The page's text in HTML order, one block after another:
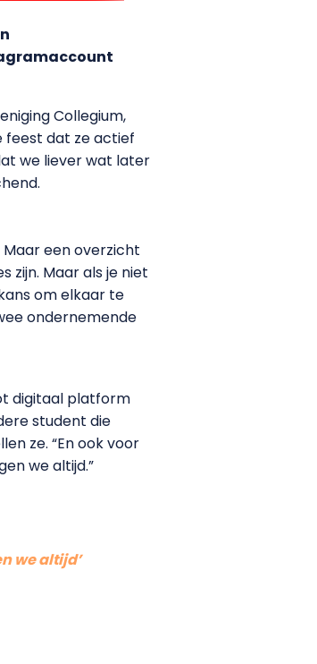
Collegium,
feest dat ze actief
we liever wat later
een overzicht
zijn. Maar als je niet
om elkaar te
ondernemende
digitaal platform
student die
ze. “En ook voor
we altijd.”
we altijd’